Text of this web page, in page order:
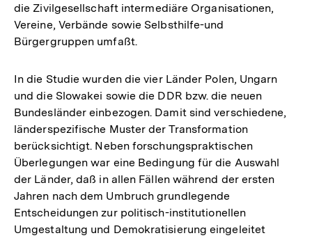
die Zivilgesellschaft intermediäre Organisationen,
Vereine, Verbände sowie Selbsthilfe-und
Bürgergruppen umfaßt.
In die Studie wurden die vier Länder Polen, Ungarn
und die Slowakei sowie die DDR bzw. die neuen
Bundesländer einbezogen. Damit sind verschiedene,
länderspezifische Muster der Transformation
berücksichtigt. Neben forschungspraktischen
Überlegungen war eine Bedingung für die Auswahl
der Länder, daß in allen Fällen während der ersten
Jahren nach dem Umbruch grundlegende
Entscheidungen zur politisch-institutionellen
Umgestaltung und Demokratisierung eingeleitet